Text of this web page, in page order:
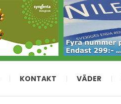
KONTAKT VÄDER